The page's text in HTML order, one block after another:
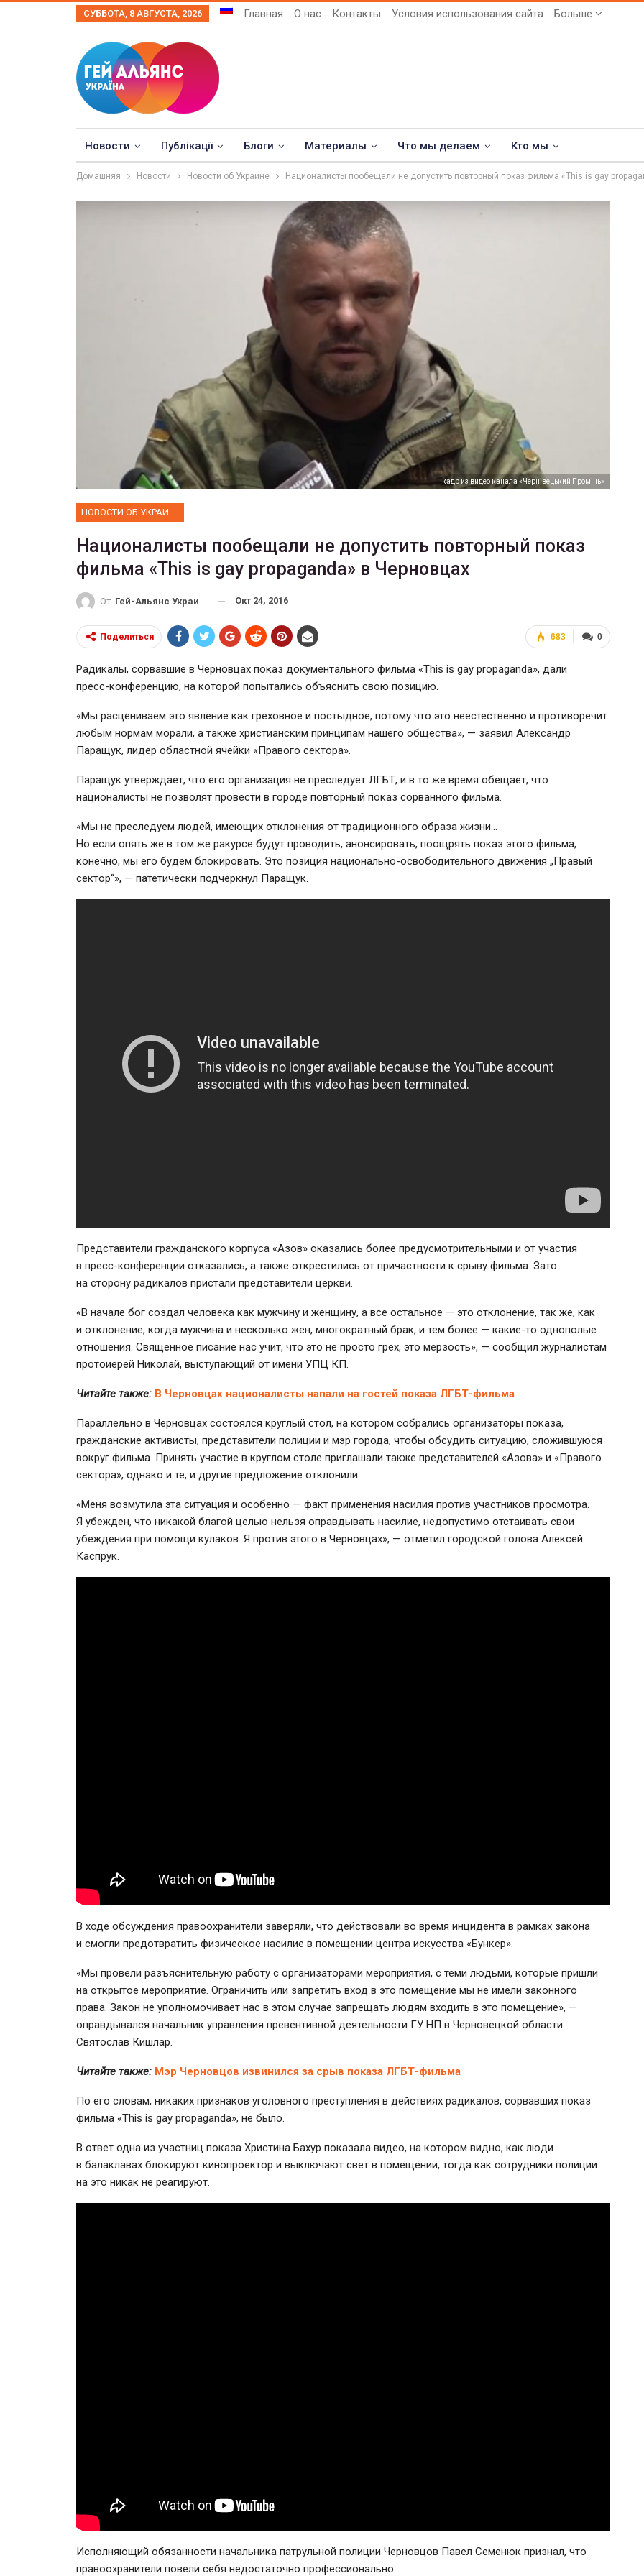
СУББОТА, 8 АВГУСТА, 2026 Главная О нас Контакты Условия использования сайта Больше
Новости Публікації Блоги Материалы Что мы делаем Кто мы
Домашняя Новости Новости об Украине Националисты пообещали не допустить повторный показ фильма «This is gay
кадр из видео канала «Чернівецький Промінь»
НОВОСТИ ОБ УКРАИНЕ
Националисты пообещали не допустить повторный показ
фильма «This is gay propaganda» в Черновцах
От Гей-Альянс Украина Окт 24, 2016
0
683
Поделиться
Радикалы, сорвавшие в Черновцах показ документального фильма «This is gay propaganda», дали
пресс-конференцию, на которой попытались объяснить свою позицию.
«Мы расцениваем это явление как греховное и постыдное, потому что это неестественно и противоречит
любым нормам морали, а также христианским принципам нашего общества», — заявил Александр
Паращук, лидер областной ячейки «Правого сектора».
Паращук утверждает, что его организация не преследует ЛГБТ, и в то же время обещает, что
националисты не позволят провести в городе повторный показ сорванного фильма.
«Мы не преследуем людей, имеющих отклонения от традиционного образа жизни…
Но если опять же в том же ракурсе будут проводить, анонсировать, поощрять показ этого фильма,
конечно, мы его будем блокировать. Это позиция национально-освободительного движения „Правый
сектор“», — патетически подчеркнул Паращук.
Представители гражданского корпуса «Азов» оказались более предусмотрительными и от участия
в пресс-конференции отказались, а также открестились от причастности к срыву фильма. Зато
на сторону радикалов пристали представители церкви.
«В начале бог создал человека как мужчину и женщину, а все остальное — это отклонение, так же, как
и отклонение, когда мужчина и несколько жен, многократный брак, и тем более — какие-то однополые
отношения. Священное писание нас учит, что это не просто грех, это мерзость», — сообщил журналистам
протоиерей Николай, выступающий от имени УПЦ КП.
Читайте также: В Черновцах националисты напали на гостей показа ЛГБТ-фильма
Параллельно в Черновцах состоялся круглый стол, на котором собрались организаторы показа,
гражданские активисты, представители полиции и мэр города, чтобы обсудить ситуацию, сложившуюся
вокруг фильма. Принять участие в круглом столе приглашали также представителей «Азова» и «Правого
сектора», однако и те, и другие предложение отклонили.
«Меня возмутила эта ситуация и особенно — факт применения насилия против участников просмотра.
Я убежден, что никакой благой целью нельзя оправдывать насилие, недопустимо отстаивать свои
убеждения при помощи кулаков. Я против этого в Черновцах», — отметил городской голова Алексей
Каспрук.
В ходе обсуждения правоохранители заверяли, что действовали во время инцидента в рамках закона
и смогли предотвратить физическое насилие в помещении центра искусства «Бункер».
«Мы провели разъяснительную работу с организаторами мероприятия, с теми людьми, которые пришли
на открытое мероприятие. Ограничить или запретить вход в это помещение мы не имели законного
права. Закон не уполномочивает нас в этом случае запрещать людям входить в это помещение», —
оправдывался начальник управления превентивной деятельности ГУ НП в Черновецкой области
Святослав Кишлар.
Читайте также: Мэр Черновцов извинился за срыв показа ЛГБТ-фильма
По его словам, никаких признаков уголовного преступления в действиях радикалов, сорвавших показ
фильма «This is gay propaganda», не было.
В ответ одна из участниц показа Христина Бахур показала видео, на котором видно, как люди
в балаклавах блокируют кинопроектор и выключают свет в помещении, тогда как сотрудники полиции
на это никак не реагируют.
Исполняющий обязанности начальника патрульной полиции Черновцов Павел Семенюк признал, что
правоохранители повели себя недостаточно профессионально.
ФОТО
Прайд в Тель-Авиве собрал 200
тысяч участников
ГЕЙ-АЛЬЯНС УКРАИНА Июн 10, 2017 0
Военнослужащие-трансгендеры
ГЕЙ-АЛЬЯНС УКРАИНА Июл 27, 2017